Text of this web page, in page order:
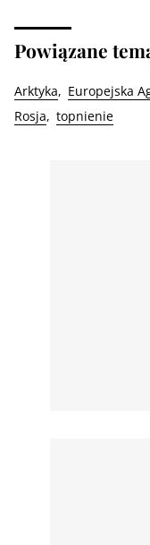
Powiązane
Arktyka Europejska
Rosja
topnienie